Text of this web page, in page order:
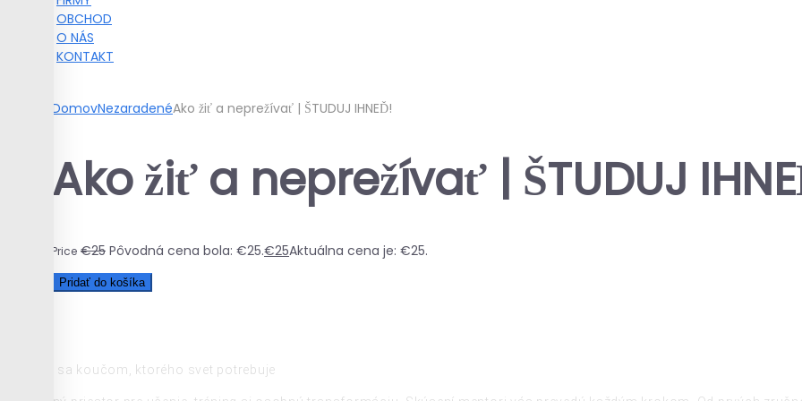
OBCHOD
O NÁS
KONTAKT
DomovNezaradenéAko žiť a neprežívať | ŠTUDUJ IHNEĎ!
Ako žiť a neprežívať | ŠTUDUJ
Price €25 Pôvodná cena bola: €25.€25Aktuálna cena je: €25.
Pridať do košíka
Stanete sa koučom, ktorého svet potrebuje